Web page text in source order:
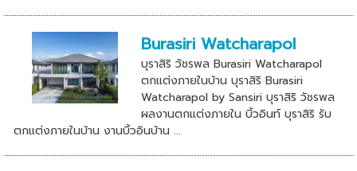
Burasiri Watcharapol
บุราสิริ วัชรพล Burasiri Watcharapol
ตกแต่งภายในบ้าน บุราสิริ Burasiri
Watcharapol by Sansiri บุราสิริ วัชรพล
ผลงานตกแต่งภายใน บิ้วอินท์ บุราสิริ รับ
ตกแต่งภายในบ้าน งานบิ้วอินบ้าน ...